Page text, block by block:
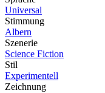
Universal
Stimmung
Albern
Szenerie
Science Fiction
Stil
Experimentell
Zeichnung